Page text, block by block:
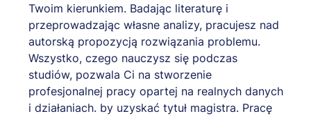
Twoim kierunkiem. Badając literaturę i
przeprowadzając własne analizy, pracujesz nad
autorską propozycją rozwiązania problemu.
Wszystko, czego nauczysz się podczas
studiów, pozwala Ci na stworzenie
profesjonalnej pracy opartej na realnych danych
i działaniach. by uzyskać tytuł magistra. Pracę